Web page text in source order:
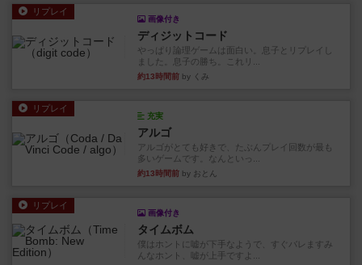
リプレイ
画像付き
ディジットコード
やっぱり論理ゲームは面白い。息子とリプレイし
ました。息子の勝ち。これリ...
約13時間前 by くみ
リプレイ
充実
アルゴ
アルゴがとても好きで、たぶんプレイ回数が最も
多いゲームです。なんといっ...
約13時間前 by おとん
リプレイ
画像付き
タイムボム
僕はホントに嘘が下手なようで、すぐバレますみ
んなホント、嘘が上手ですよ...